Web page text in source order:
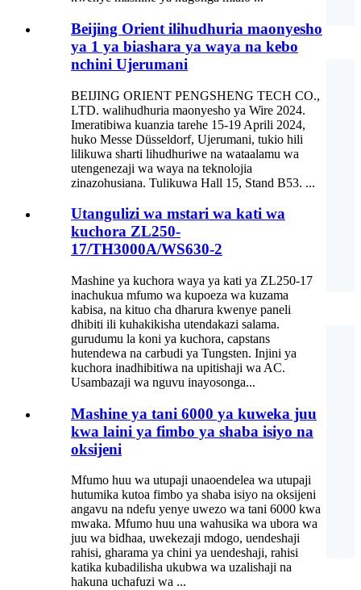
Beijing Orient ilihudhuria maonyesho
ya 1 ya biashara ya waya na kebo
nchini Ujerumani
BEIJING ORIENT PENGSHENG TECH CO.,
LTD. walihudhuria maonyesho ya Wire 2024.
Imeratibiwa kuanzia tarehe 15-19 Aprili 2024,
huko Messe Düsseldorf, Ujerumani, tukio hili
lilikuwa sharti lihudhuriwe na wataalamu wa
utengenezaji wa waya na teknolojia
zinazohusiana. Tulikuwa Hall 15, Stand B53. ...
Utangulizi wa mstari wa kati wa
kuchora ZL250-
17/TH3000A/WS630-2
Mashine ya kuchora waya ya kati ya ZL250-17
inachukua mfumo wa kupoeza wa kuzama
kabisa, na kituo cha dharura kwenye paneli
dhibiti ili kuhakikisha utendakazi salama.
gurudumu la koni ya kuchora, capstans
hutendewa na carbudi ya Tungsten. Injini ya
kuchora inadhibitiwa na upitishaji wa AC.
Usambazaji wa nguvu inayosonga...
Mashine ya tani 6000 ya kuweka juu
kwa laini ya fimbo ya shaba isiyo na
oksijeni
Mfumo huu wa utupaji unaoendelea wa utupaji
hutumika kutoa fimbo ya shaba isiyo na oksijeni
angavu na ndefu yenye uwezo wa tani 6000 kwa
mwaka. Mfumo huu una wahusika wa ubora wa
juu wa bidhaa, uwekezaji mdogo, uendeshaji
rahisi, gharama ya chini ya uendeshaji, rahisi
katika kubadilisha ukubwa wa uzalishaji na
hakuna uchafuzi wa ...